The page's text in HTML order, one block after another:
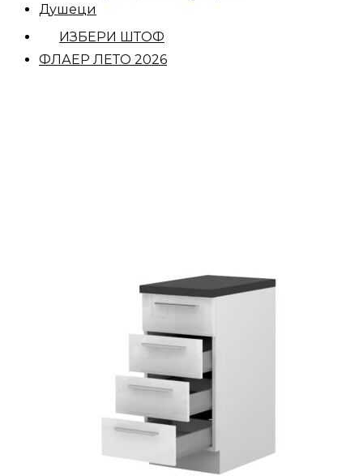
Душеци
ИЗБЕРИ ШТОФ
ФЛАЕР ЛЕТО 2026